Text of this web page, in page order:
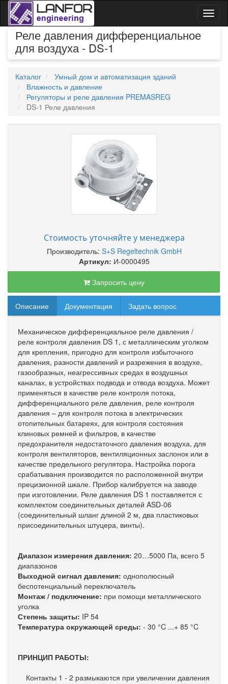
Реле давления дифференциальное
для воздуха - DS-1
Каталог
Умный дом и автоматизация зданий
Влажность и давление
Регуляторы и реле давления PREMASREG
DS-1 Реле давления
Стоимость уточняйте у менеджера
Производитель: S+S Regeltechnik GmbH
Артикул: И-0000495
Запросить цену
Описание Документация Задать вопрос
Механическое дифференциальное реле давления /
реле контроля давления DS 1, с металлическим уголком
для крепления, пригодно для контроля избыточного
давления, разности давлений и разрежения в воздухе,
газообразных, неагрессивных средах в воздушных
каналах, в устройствах подвода и отвода воздуха. Может
применяться в качестве реле контроля потока,
дифференциального реле давления, реле контроля
давления – для контроля потока в электрических
отопительных батареях, для контроля состояния
клиновых ремней и фильтров, в качестве
предохранителя недостаточного давления воздуха, для
контроля вентиляторов, вентиляционных заслонок или в
качестве предельного регулятора. Настройка порога
срабатывания производится по расположенной внутри
прецизионной шкале. Прибор калибруется на заводе
при изготовлении. Реле давления DS 1 поставляется с
комплектом соединительных деталей ASD-06
(соединительный шланг длиной 2 м, два пластиковых
присоединительных штуцера, винты).
Диапазон измерения давления: 20…5000 Па, всего 5
диапазонов
Выходной сигнал давления: однополюсный
беспотенциальный переключатель
Монтаж / подключение: при помощи металлического
уголка
Степень защиты: IP 54
Температура окружающей среды: - 30 °C ...+ 85 °C
ПРИНЦИП РАБОТЫ:
Контакты 1 - 2 размыкаются при увеличении давления